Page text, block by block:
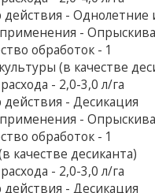
действия -
-
обработок - 1
(в качестве
- 2,0-3,0 л/га
действия - Десикация
-
обработок - 1
качестве десиканта)
- 2,0-3,0 л/га
действия - Десикация